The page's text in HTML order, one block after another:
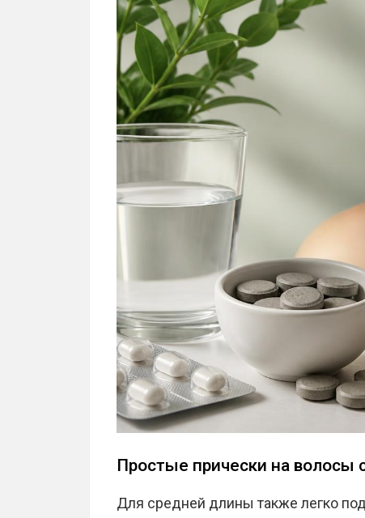
Простые прически на волосы
Для средней длины также легко